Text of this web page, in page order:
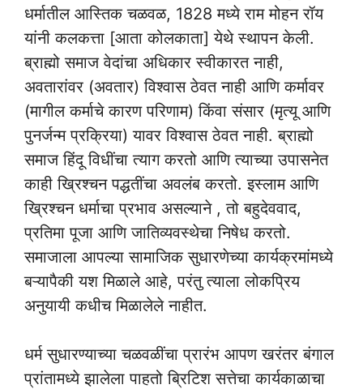
धर्मातील आस्तिक चळवळ, 1828 मध्ये राम मोहन रॉय
यांनी कलकत्ता [आता कोलकाता] येथे स्थापन केली.
ब्राह्मो समाज वेदांचा अधिकार स्वीकारत नाही,
अवतारांवर (अवतार) विश्वास ठेवत नाही आणि कर्मावर
(मागील कर्माचे कारण परिणाम) किंवा संसार (मृत्यू आणि
पुनर्जन्म प्रक्रिया) यावर विश्वास ठेवत नाही. ब्राह्मो
समाज हिंदू विधींचा त्याग करतो आणि त्याच्या उपासनेत
काही ख्रिश्चन पद्धतींचा अवलंब करतो. इस्लाम आणि
ख्रिश्चन धर्माचा प्रभाव असल्याने , तो बहुदेववाद,
प्रतिमा पूजा आणि जातिव्यवस्थेचा निषेध करतो.
समाजाला आपल्या सामाजिक सुधारणेच्या कार्यक्रमांमध्ये
बऱ्यापैकी यश मिळाले आहे, परंतु त्याला लोकप्रिय
अनुयायी कधीच मिळालेले नाहीत.
धर्म सुधारण्याच्या चळवळींचा प्रारंभ आपण खरंतर बंगाल
प्रांतामध्ये झालेला पाहतो ब्रिटिश सत्तेचा कार्यकाळाचा